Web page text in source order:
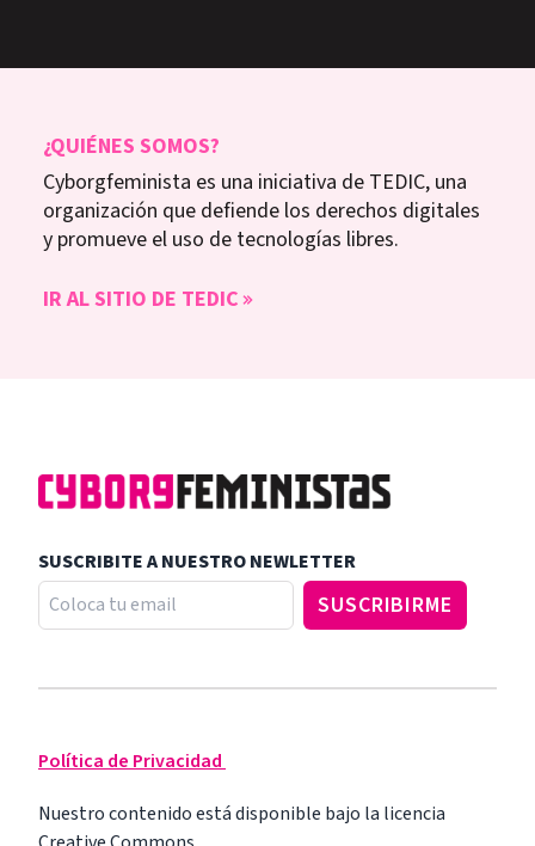
¿QUIÉNES SOMOS?
Cyborgfeminista es una iniciativa de TEDIC, una
organización que defiende los derechos digitales
y promueve el uso de tecnologías libres.
IR AL SITIO DE TEDIC
SUSCRIBITE A NUESTRO NEWLETTER
Política de Privacidad
Nuestro contenido está disponible bajo la licencia